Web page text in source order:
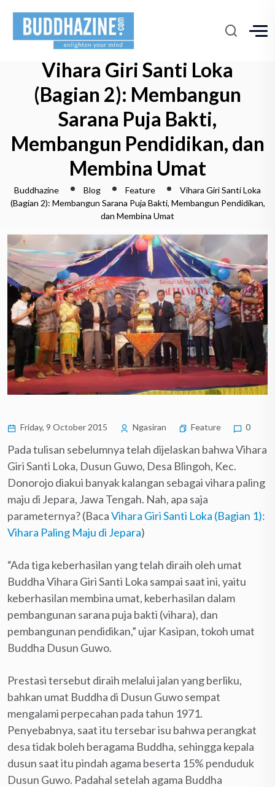
Vihara Giri Santi Loka
(Bagian 2): Membangun
Sarana Puja Bakti,
Membangun Pendidikan, dan
Membina Umat
Buddhazine Blog Feature
Vihara Giri Santi Loka
(Bagian 2): Membangun Sarana Puja Bakti, Membangun Pendidikan,
dan Membina Umat
Friday, 9 October 2015 Ngasiran Feature 0
Pada tulisan sebelumnya telah dijelaskan bahwa Vihara
Giri Santi Loka, Dusun Guwo, Desa Blingoh, Kec.
Donorojo diakui banyak kalangan sebagai vihara paling
maju di Jepara, Jawa Tengah. Nah, apa saja
parameternya? (BacaVihara Giri Santi Loka (Bagian 1):
Vihara Paling Maju di Jepara)
“Ada tiga keberhasilan yang telah diraih oleh umat
Buddha Vihara Giri Santi Loka sampai saat ini, yaitu
keberhasilan membina umat, keberhasilan dalam
pembangunan sarana puja bakti (vihara), dan
pembangunan pendidikan,” ujar Kasipan, tokoh umat
Buddha Dusun Guwo.
Prestasi tersebut diraih melalui jalan yang berliku,
bahkan umat Buddha di Dusun Guwo sempat
mengalami perpecahan pada tahun 1971.
Penyebabnya, saat itu tersebar isu bahwa perangkat
desa tidak boleh beragama Buddha, sehingga kepala
dusun saat itu pindah agama beserta 15% penduduk
Dusun Guwo. Padahal setelah agama Buddha